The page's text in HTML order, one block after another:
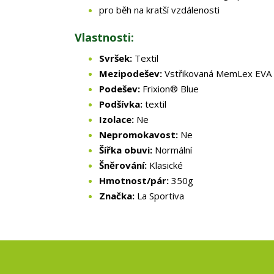
pro běh na kratší vzdálenosti
Vlastnosti:
Svršek: Textil
Mezipodešev: Vstřikovaná MemLex EVA
Podešev: Frixion® Blue
Podšívka: textil
Izolace: Ne
Nepromokavost: Ne
Šířka obuvi: Normální
Šněrování: Klasické
Hmotnost/pár: 350g
Značka: La Sportiva